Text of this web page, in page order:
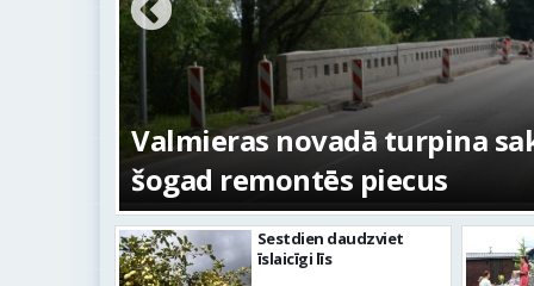
Valmieras novadā turpina
šogad remontēs piecus
Sestdien daudzviet
īslaicīgi līs